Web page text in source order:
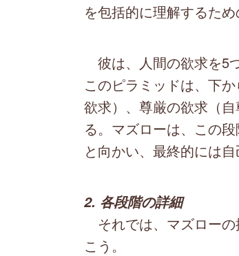
を包括的に理解するた
彼は、人間の欲求を5
このピラミッドは、下
欲求）、尊厳の欲求（
る。マズローは、この
と向かい、最終的には
2. 各段階の詳細
それでは、マズロー
こう。